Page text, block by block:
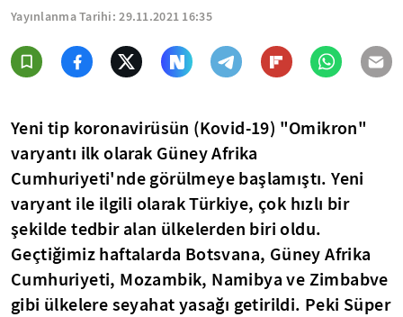
Yayınlanma Tarihi:29.11.2021 16:35
Yeni tip koronavirüsün (Kovid-19) "Omikron"
varyantı ilk olarak Güney Afrika
Cumhuriyeti'nde görülmeye başlamıştı. Yeni
varyant ile ilgili olarak Türkiye, çok hızlı bir
şekilde tedbir alan ülkelerden biri oldu.
Geçtiğimiz haftalarda Botsvana, Güney Afrika
Cumhuriyeti, Mozambik, Namibya ve Zimbabve
gibi ülkelere seyahat yasağı getirildi. Peki Süper